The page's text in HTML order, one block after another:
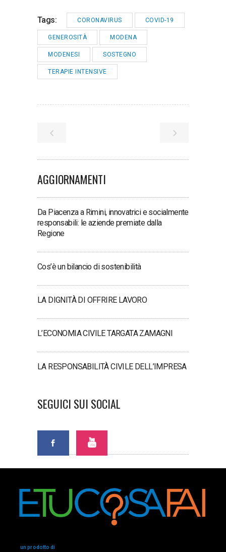
Tags: CORONAVIRUS COVID-19
GENEROSITÀ MODENA
MODENESI SOSTEGNO
TERAPIE INTENSIVE
AGGIORNAMENTI
Da Piacenza a Rimini, innovatrici e socialmente
responsabili: le aziende premiate dalla
Regione
Cos’è un bilancio di sostenibilità
LA DIGNITÀ DI OFFRIRE LAVORO
L’ECONOMIA CIVILE TARGATA ZAMAGNI
LA RESPONSABILITÀ CIVILE DELL’IMPRESA
SEGUICI SUI SOCIAL
un prodotto di